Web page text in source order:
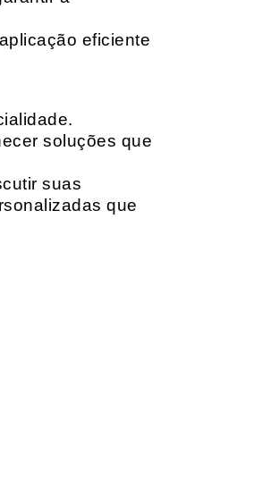
eficiente
soluções que
suas
que